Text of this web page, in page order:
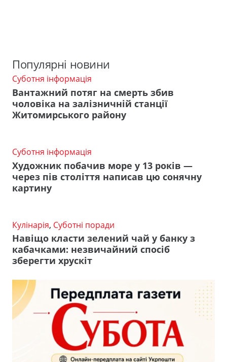
Популярні новини
Суботня інформація
Вантажний потяг на смерть збив
чоловіка на залізничній станції
Житомирського району
Суботня інформація
Художник побачив море у 13 років —
через пів століття написав цю сонячну
картину
Кулінарія, Суботні поради
Навіщо класти зелений чай у банку з
кабачками: незвичайний спосіб
зберегти хрускіт